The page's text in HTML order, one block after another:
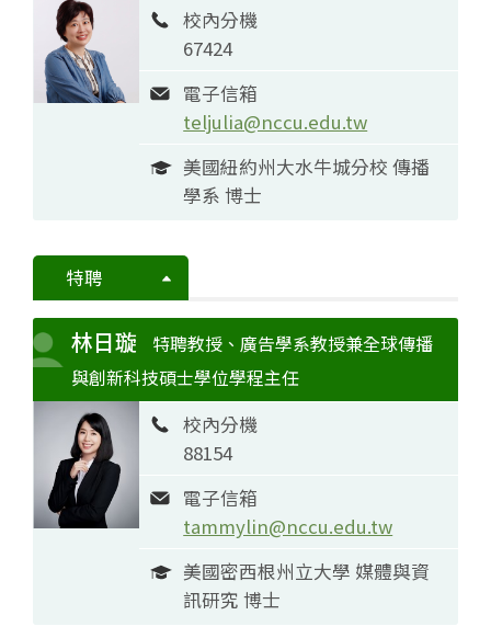
校內分機
67424
電子信箱
teljulia@nccu.edu.tw
美國紐約州大水牛城分校 傳播
學系 博士
特聘
林日璇
特聘教授、廣告學系教授兼全球傳播
與創新科技碩士學位學程主任
校內分機
88154
電子信箱
tammylin@nccu.edu.tw
美國密西根州立大學 媒體與資
訊研究 博士